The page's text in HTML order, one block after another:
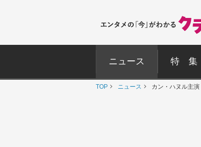
ニュース 特 集
TOP ニュース カン・ハヌル主